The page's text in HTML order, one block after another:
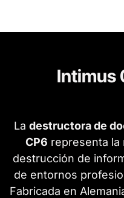
Intimus
La destructora de
CP6 representa la
destrucción de
de entornos
Fabricada en